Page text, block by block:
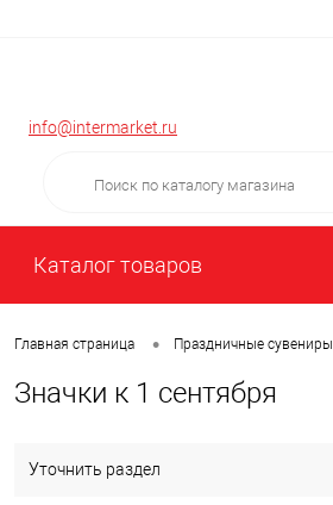
info@intermarket.ru
Каталог товаров
Главная страница • Праздничные сувениры
Значки к 1 сентября
Уточнить раздел